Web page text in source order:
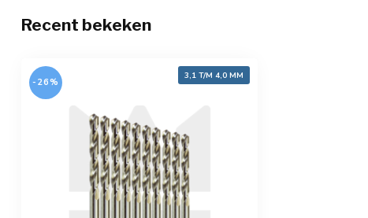
Recent bekeken
3,1 T/M 4,0 MM
-26%